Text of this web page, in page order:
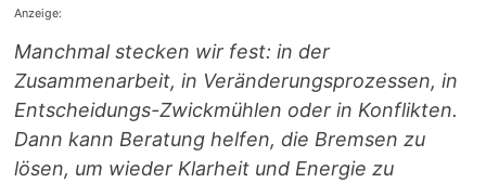
Anzeige:
Manchmal stecken wir fest: in der
Zusammenarbeit, in Veränderungsprozessen, in
Entscheidungs-Zwickmühlen oder in Konflikten.
Dann kann Beratung helfen, die Bremsen zu
lösen, um wieder Klarheit und Energie zu